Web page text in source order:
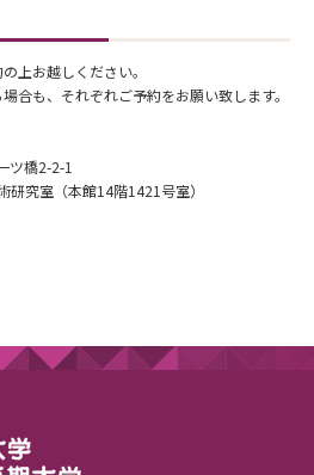
上お越しください。
合も、それぞれご予約をお願い致します。
ツ橋2-2-1
究室（本館14階1421号室）